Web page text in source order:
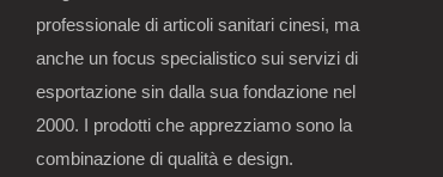
professionale di articoli sanitari cinesi, ma
anche un focus specialistico sui servizi di
esportazione sin dalla sua fondazione nel
2000. I prodotti che apprezziamo sono la
combinazione di qualità e design.